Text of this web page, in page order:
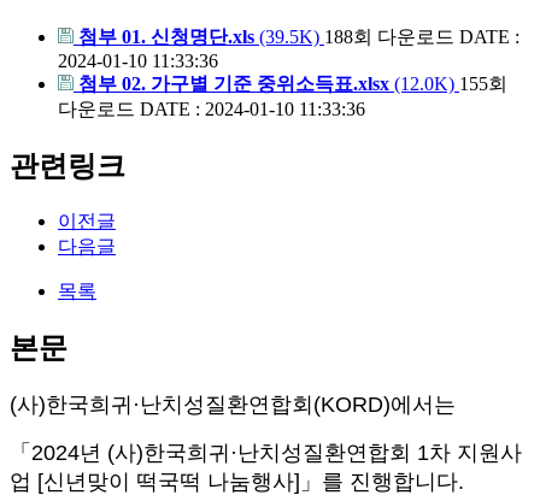
첨부 01. 신청명단.xls (39.5K) 188회 다운로드 DATE :
2024-01-10 11:33:36
첨부 02. 가구별 기준 중위소득표.xlsx (12.0K) 155회
다운로드 DATE : 2024-01-10 11:33:36
관련링크
이전글
다음글
목록
본문
(사)한국희귀 · 난치성질환연합회 (KORD)에서는
「 2024년 (사)한국희귀 · 난치성질환연합회 1차 지원사
업 [신년맞이 떡국떡 나눔행사] 」 를 진행합니다.